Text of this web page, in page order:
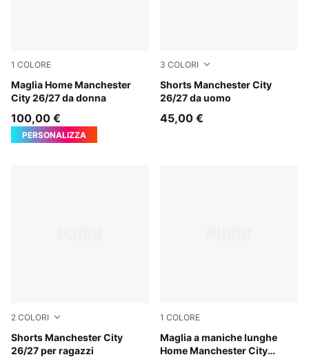
1 COLORE
Maglia Home Manchester
City 26/27 da donna
Team Light Blue-Icy Blue
100,00 €
PERSONALIZZA
3 COLORI
Shorts Manchester City
26/27 da uomo
Icy Blue-Team Light Blue
45,00 €
2 COLORI
Shorts Manchester City
26/27 per ragazzi
Icy Blue-Team Light Blue
1 COLORE
Maglia a maniche lunghe
Home Manchester City
Team Light Blue-Icy Blue